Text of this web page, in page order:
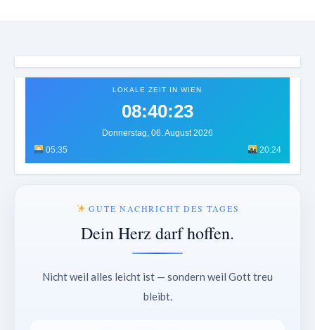
LOKALE ZEIT IN WIEN
08:40:25
Donnerstag, 06. August 2026
05:35
20:24
GUTE NACHRICHT DES TAGES
Dein Herz darf hoffen.
Nicht weil alles leicht ist — sondern weil Gott treu
bleibt.